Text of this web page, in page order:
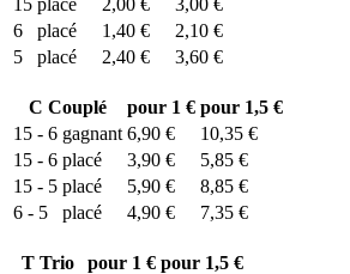
6
placé 1,40 €
2,10 €
5
placé 2,40 € 3,60 €
C Couplé pour 1 € pour 1,5 €
15 - 6 gagnant 6,90 €
10,35 €
15 - 6 placé 3,90 €
5,85 €
15 - 5 placé 5,90 €
8,85 €
6 - 5
placé 4,90 € 7,35 €
T Trio pour 1 € pour 1,5 €